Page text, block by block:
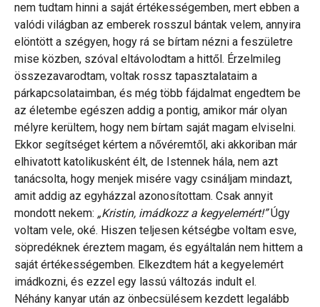
nem tudtam hinni a saját értékességemben, mert ebben a
valódi világban az emberek rosszul bántak velem, annyira
elöntött a szégyen, hogy rá se bírtam nézni a feszületre
mise közben, szóval eltávolodtam a hittől. Érzelmileg
összezavarodtam, voltak rossz tapasztalataim a
párkapcsolataimban, és még több fájdalmat engedtem be
az életembe egészen addig a pontig, amikor már olyan
mélyre kerültem, hogy nem bírtam saját magam elviselni.
Ekkor segítséget kértem a nővéremtől, aki akkoriban már
elhivatott katolikusként élt, de Istennek hála, nem azt
tanácsolta, hogy menjek misére vagy csináljam mindazt,
amit addig az egyházzal azonosítottam. Csak annyit
mondott nekem: „Kristin, imádkozz a kegyelemért!”Úgy
voltam vele, oké. Hiszen teljesen kétségbe voltam esve,
söpredéknek éreztem magam, és egyáltalán nem hittem a
saját értékességemben. Elkezdtem hát a kegyelemért
imádkozni, és ezzel egy lassú változás indult el.
Néhány kanyar után az önbecsülésem kezdett legalább